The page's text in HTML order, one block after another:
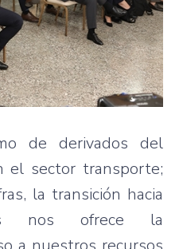
de derivados del
el sector transporte;
la transición hacia
nos ofrece la